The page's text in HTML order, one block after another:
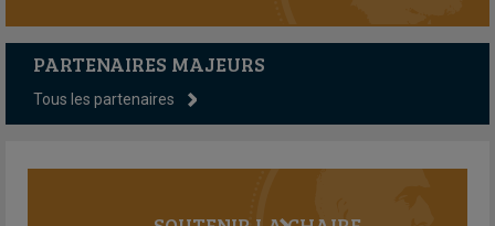
PARTENAIRES MAJEURS
Tous les partenaires